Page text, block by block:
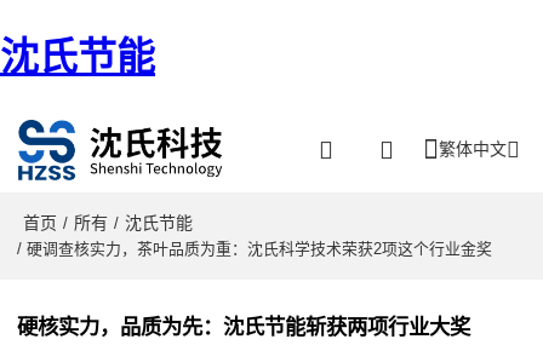
沈氏节能
繁体中文
首页 / 所有 / 沈氏节能
/ 硬调查核实力，茶叶品质为重：沈氏科学技术荣获2项这个行业金奖
硬核实力，品质为先：沈氏节能斩获两项行业大奖